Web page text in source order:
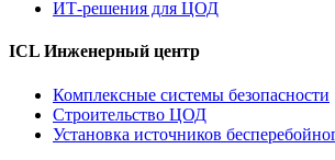
ИТ-решения для ЦОД
ICL Инженерный центр
Комплексные системы безопасности
Строительство ЦОД
Установка источников